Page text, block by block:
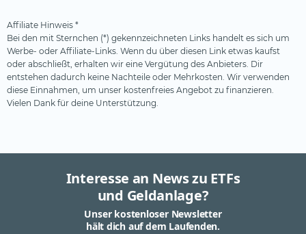
Affiliate Hinweis *
Bei den mit Sternchen (*) gekennzeichneten Links handelt es sich um
Werbe- oder Affiliate-Links. Wenn du über diesen Link etwas kaufst
oder abschließt, erhalten wir eine Vergütung des Anbieters. Dir
entstehen dadurch keine Nachteile oder Mehrkosten. Wir verwenden
diese Einnahmen, um unser kostenfreies Angebot zu finanzieren.
Vielen Dank für deine Unterstützung.
Interesse an News zu ETFs
und Geldanlage?
Unser kostenloser Newsletter
hält dich auf dem Laufenden.